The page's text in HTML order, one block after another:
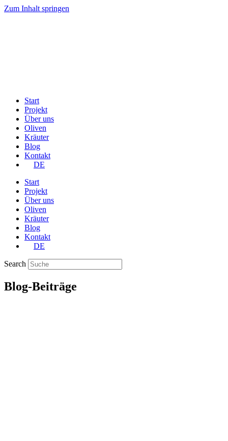
Zum Inhalt springen
Start
Projekt
Über uns
Oliven
Kräuter
Blog
Kontakt
DE
Start
Projekt
Über uns
Oliven
Kräuter
Blog
Kontakt
DE
Search
Blog-Beiträge